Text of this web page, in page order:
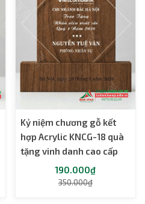
Kỷ niệm chương gỗ kết
hợp Acrylic KNCG-18 quà
tặng vinh danh cao cấp
190.000₫
350.000₫